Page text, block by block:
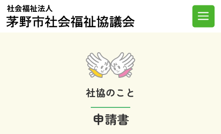
Skip
to
社協のこと
申請書